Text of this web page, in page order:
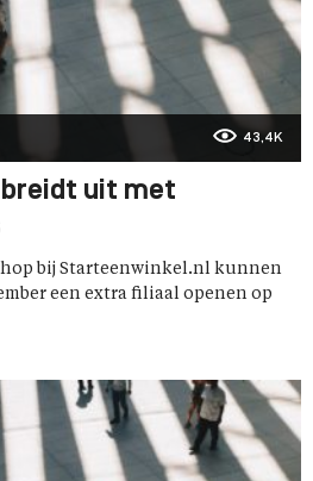
43,4K
uit met
bij Starteenwinkel.nl kunnen
een extra filiaal openen op